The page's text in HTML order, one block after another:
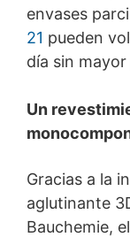
envases
21 pueden
día sin
Un
Gracias a la
aglutinante
Bauchemie,